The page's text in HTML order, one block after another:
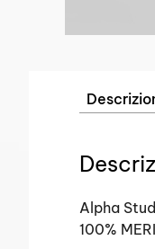
Alpha
100%